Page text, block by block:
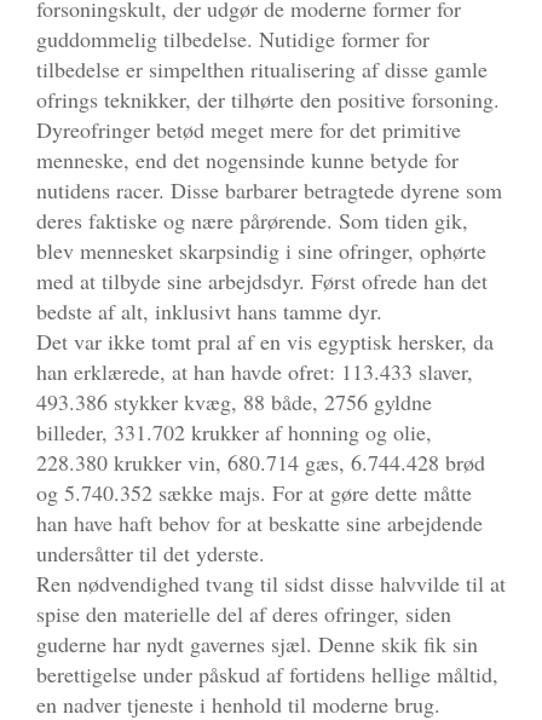
forsoningskult, der udgør de moderne former for
guddommelig tilbedelse. Nutidige former for
tilbedelse er simpelthen ritualisering af disse gamle
ofrings teknikker, der tilhørte den positive forsoning.
Dyreofringer betød meget mere for det primitive
menneske, end det nogensinde kunne betyde for
nutidens racer. Disse barbarer betragtede dyrene som
deres faktiske og nære pårørende. Som tiden gik,
blev mennesket skarpsindig i sine ofringer, ophørte
med at tilbyde sine arbejdsdyr. Først ofrede han det
bedste af alt, inklusivt hans tamme dyr.
Det var ikke tomt pral af en vis egyptisk hersker, da
han erklærede, at han havde ofret: 113.433 slaver,
493.386 stykker kvæg, 88 både, 2756 gyldne
billeder, 331.702 krukker af honning og olie,
228.380 krukker vin, 680.714 gæs, 6.744.428 brød
og 5.740.352 sække majs. For at gøre dette måtte
han have haft behov for at beskatte sine arbejdende
undersåtter til det yderste.
Ren nødvendighed tvang til sidst disse halvvilde til at
spise den materielle del af deres ofringer, siden
guderne har nydt gavernes sjæl. Denne skik fik sin
berettigelse under påskud af fortidens hellige måltid,
en nadver tjeneste i henhold til moderne brug.